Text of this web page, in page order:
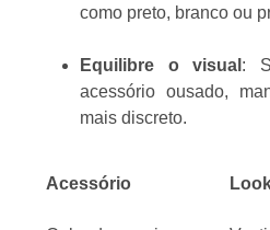
como preto, branco ou
Equilibre o visual :
acessório ousado,
mais discreto.
Acessório